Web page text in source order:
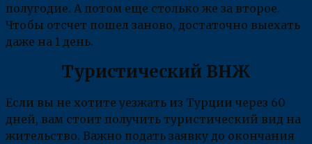
полугодие. А потом еще столько же за второе.
Чтобы отсчет пошел заново, достаточно выехать
даже на 1 день.
Туристический ВНЖ
Если вы не хотите уезжать из Турции через 60
дней, вам стоит получить туристический вид на
жительство. Важно подать заявку до окончания